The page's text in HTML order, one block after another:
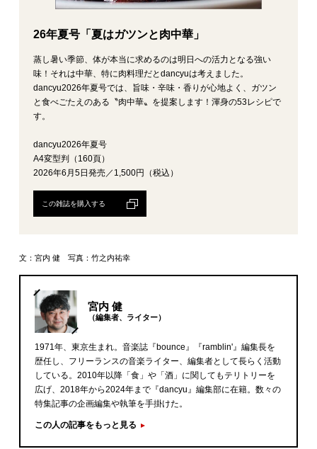
26年夏号「夏はガツンと肉中華」
蒸し暑い季節、体が本当に求めるのは明日への活力となる強い
味！それは中華、特に肉料理だとdancyuは考えました。
dancyu2026年夏号では、旨味・辛味・香りが心地よく、ガツン
と食べごたえのある〝肉中華〟を提案します！渾身の53レシピで
す。
dancyu2026年夏号
A4変型判（160頁）
2026年6月5日発売／1,500円（税込）
この雑誌を購入する
文：宮内 健 写真：竹之内祐幸
宮内 健
（編集者、ライター）
1971年、東京生まれ。音楽誌『bounce』『ramblin'』編集長を
歴任し、フリーランスの音楽ライター、編集者として長らく活動
している。2010年以降「食」や「酒」に関してもテリトリーを
広げ、2018年から2024年まで『dancyu』編集部に在籍。数々の
特集記事の企画編集や執筆を手掛けた。
この人の記事をもっと見る